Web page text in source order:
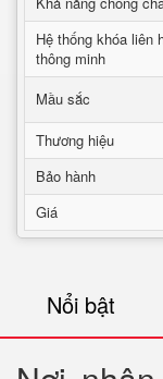
Hệ thống khóa liên
thông minh
Mầu sắc
Thương hiệu
Bảo hành
Giá
Nổi bật